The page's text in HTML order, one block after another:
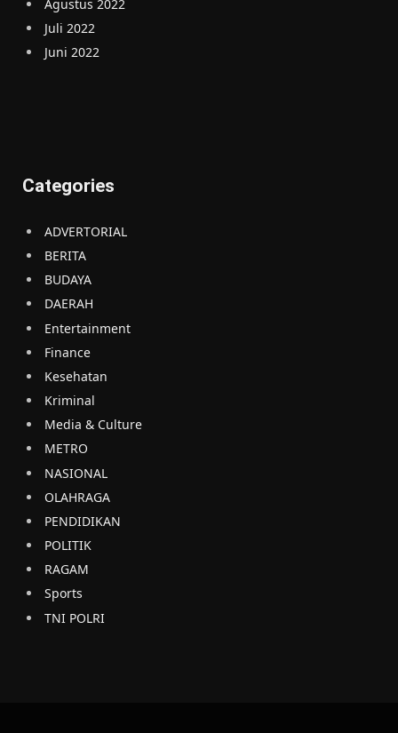
Agustus 2022
Juli 2022
Juni 2022
Categories
ADVERTORIAL
BERITA
BUDAYA
DAERAH
Entertainment
Finance
Kesehatan
Kriminal
Media & Culture
METRO
NASIONAL
OLAHRAGA
PENDIDIKAN
POLITIK
RAGAM
Sports
TNI POLRI